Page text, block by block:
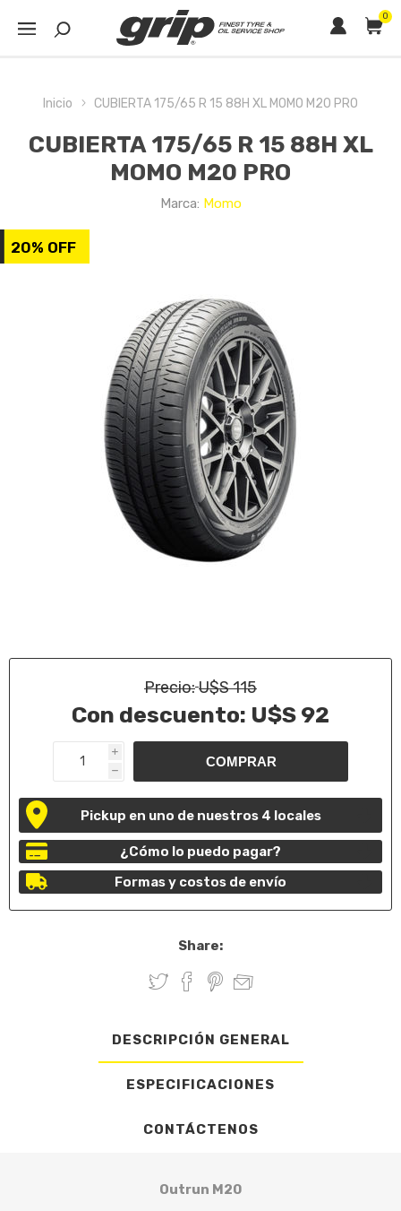
0
Inicio CUBIERTA 175/65 R 15 88H XL MOMO M20 PRO
CUBIERTA 175/65 R 15 88H XL
MOMO M20 PRO
Marca: Momo
20% OFF
Precio:U$S 115
Con descuento: U$S 92
i
h
Pickup en uno de nuestros 4 locales
¿Cómo lo puedo pagar?
Formas y costos de envío
Share:
DESCRIPCIÓN GENERAL
ESPECIFICACIONES
CONTÁCTENOS
Outrun M20